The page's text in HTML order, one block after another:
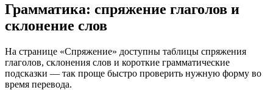
Грамматика: спряжение глаголов и
склонение слов
На странице «Спряжение» доступны таблицы спряжения
глаголов, склонения слов и короткие грамматические
подсказки — так проще быстро проверить нужную форму во
время перевода.